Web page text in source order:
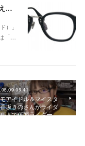
【細身のコンビネーションデザインが映える、洗練されたウェリントンモデル】TOM FORD TF6166-D-B 005が入荷！
）」
「…
05:41
アイドル＆マイスタ
坂きのさんがライダ
トで仮面ライダー…